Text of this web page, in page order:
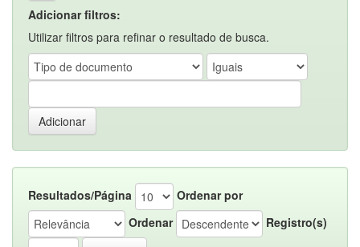
Adicionar filtros:
Utilizar filtros para refinar o resultado de busca.
Resultados/Página
Ordenar por
Ordenar
Registro(s)